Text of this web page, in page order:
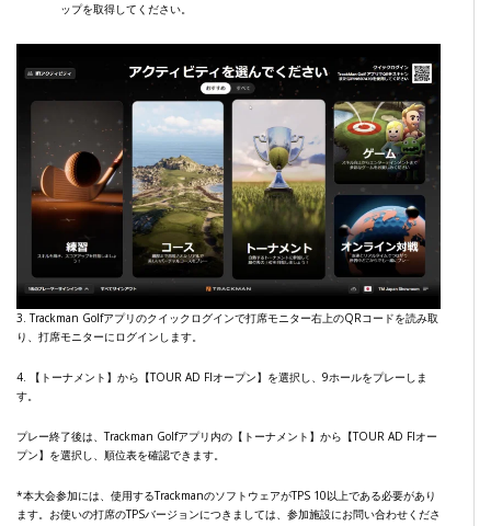
ップを取得してください。
3. Trackman Golfアプリのクイックログインで打席モニター右上のQRコードを読み取
り、打席モニターにログインします。
4. 【トーナメント】から【TOUR AD FIオープン】を選択し、9ホールをプレーしま
す。
プレー終了後は、Trackman Golfアプリ内の【トーナメント】から【TOUR AD FIオー
プン】を選択し、順位表を確認できます。
*本大会参加には、使用するTrackmanのソフトウェアがTPS 10以上である必要があり
ます。お使いの打席のTPSバージョンにつきましては、参加施設にお問い合わせくださ